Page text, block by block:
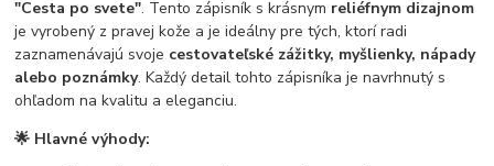
"Cesta po svete". Tento zápisník s krásnym reliéfnym dizajnom
je vyrobený z pravej kože a je ideálny pre tých, ktorí radi
zaznamenávajú svoje cestovateľské zážitky, myšlienky, nápady
alebo poznámky. Každý detail tohto zápisníka je navrhnutý s
ohľadom na kvalitu a eleganciu.
🌟 Hlavné výhody: